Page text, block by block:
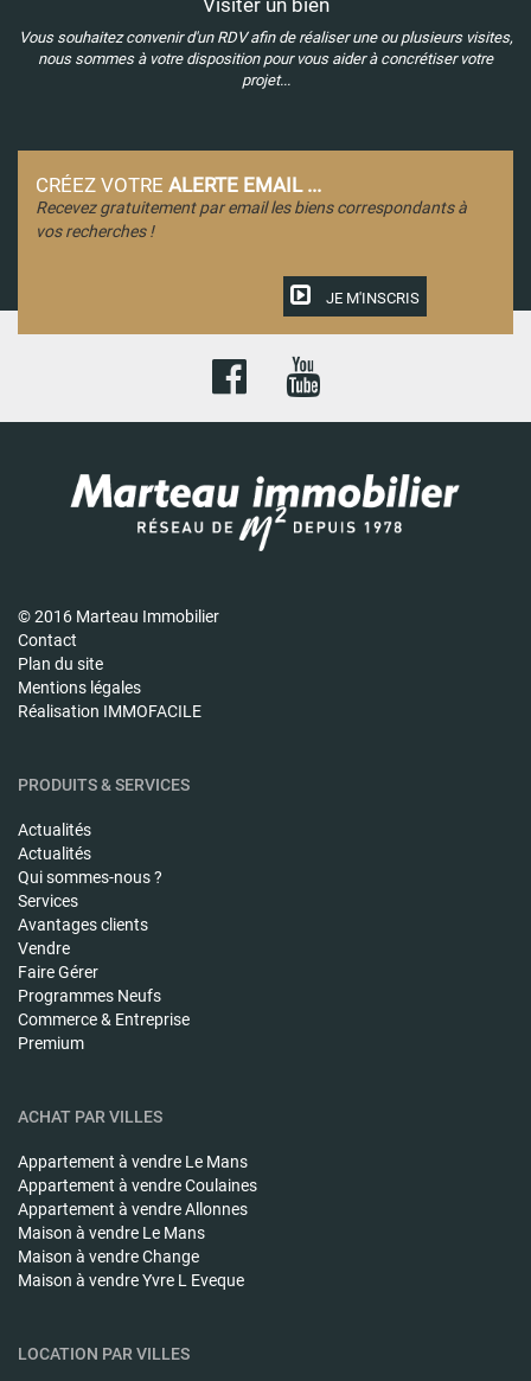
Visiter un bien
Vous souhaitez convenir d'un RDV afin de réaliser une ou plusieurs visites,
nous sommes à votre disposition pour vous aider à concrétiser votre
projet...
CRÉEZ VOTRE ALERTE EMAIL ...
Recevez gratuitement par email les biens correspondants à
vos recherches !
JE M'INSCRIS
© 2016 Marteau Immobilier
Contact
Plan du site
Mentions légales
Réalisation IMMOFACILE
PRODUITS & SERVICES
Actualités
Actualités
Qui sommes-nous ?
Services
Avantages clients
Vendre
Faire Gérer
Programmes Neufs
Commerce & Entreprise
Premium
ACHAT PAR VILLES
Appartement à vendre Le Mans
Appartement à vendreCoulaines
Appartement à vendreAllonnes
Maison à vendre Le Mans
Maison à vendreChange
Maison à vendreYvre L Eveque
LOCATION PAR VILLES